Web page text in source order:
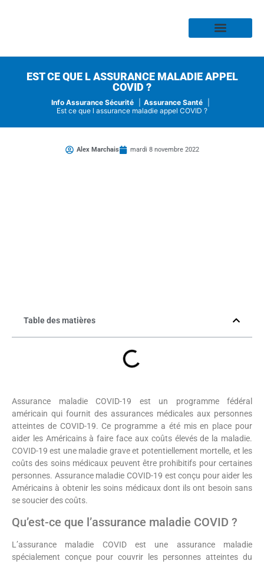
EST CE QUE L ASSURANCE MALADIE APPEL
COVID ?
Info Assurance Sécurité
Assurance Santé
Est ce que l assurance maladie appel COVID ?
Alex Marchais mardi 8 novembre 2022
Table des matières
Assurance maladie COVID-19 est un programme fédéral
américain qui fournit des assurances médicales aux personnes
atteintes de COVID-19. Ce programme a été mis en place pour
aider les Américains à faire face aux coûts élevés de la maladie.
COVID-19 est une maladie grave et potentiellement mortelle, et les
coûts des soins médicaux peuvent être prohibitifs pour certaines
personnes. Assurance maladie COVID-19 est conçu pour aider les
Américains à obtenir les soins médicaux dont ils ont besoin sans
se soucier des coûts.
Qu’est-ce que l’assurance maladie COVID ?
L’assurance maladie COVID est une assurance maladie
spécialement conçue pour couvrir les personnes atteintes du